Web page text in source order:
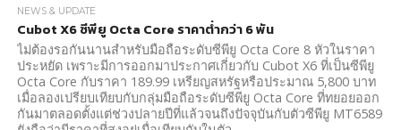
NEWS & UPDATE
Cubot X6 ซีพียู Octa Core ราคาต่ำกว่า 6 พัน
ไม่ต้องรอกันนานสำหรับมือถือระดับซีพียู Octa Core 8 หัวในราคา
ประหยัด เพราะมีการออกมาประกาศเกี่ยวกับ Cubot X6 ที่เป็นซีพียู
Octa Core กับราคา 189.99 เหรียญสหรัฐหรือประมาณ 5,800 บาท
เมื่อลองเปรียบเทียบกับกลุ่มมือถือระดับซีพียู Octa Core ที่ทยอยออก
กันมาตลอดตั้งแต่ช่วงปลายปีที่แล้วจนถึงปัจจุบันกับตัวซีพียู MT6589